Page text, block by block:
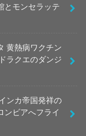
とモンセラッテ
黄熱病ワクチン
ラクエのダンジ
ンカ帝国発祥の
ンビアへフライ